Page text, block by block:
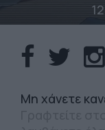
Mη χάνετε